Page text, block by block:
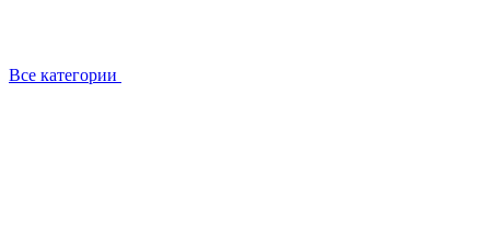
Все категории